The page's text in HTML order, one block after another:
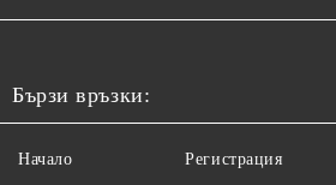
Бързи връзки:
Начало Регистрация